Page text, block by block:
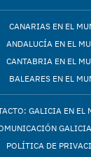
CANARIAS EN EL
ANDALUCÍA EN EL
CANTABRIA EN EL
BALEARES EN EL
GALICIA EN EL
POLÍTICA DE